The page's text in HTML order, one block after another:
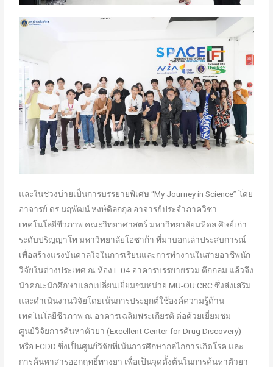
และในช่วงบ่ายเป็นการบรรยายพิเศษ “My Journey in Science” โดย
อาจารย์ ดร.นฤพัฒน์ หงษ์ดิลกกุล อาจารย์ประจำภาควิชา
เทคโนโลยีชีวภาพ คณะวิทยาศาสตร์ มหาวิทยาลัยมหิดล ศิษย์เก่า
ระดับปริญญาโท มหาวิทยาลัยโอซาก้า ที่มาบอกเล่าประสบการณ์
เพื่อสร้างแรงบันดาลใจในการเรียนและการทำงานในสายอาชีพนัก
วิจัยในต่างประเทศ ณ ห้อง L-04 อาคารบรรยายรวม ตึกกลม แล้วจึง
นำคณะนักศึกษาแลกเปลี่ยนเยี่ยมชมหน่วย MU-OU:CRC ซึ่งส่งเสริม
และดำเนินงานวิจัยโดยเน้นการประยุกต์ใช้องค์ความรู้ด้าน
เทคโนโลยีชีวภาพ ณ อาคารเฉลิมพระเกียรติ ต่อด้วยเยี่ยมชม
ศูนย์วิจัยการค้นหาตัวยา (Excellent Center for Drug Discovery)
หรือ ECDD ซึ่งเป็นศูนย์วิจัยที่เน้นการศึกษากลไกการเกิดโรค และ
การค้นหาสารออกฤทธิ์ทางยา เพื่อเป็นจุดตั้งต้นในการค้นหาตัวยา